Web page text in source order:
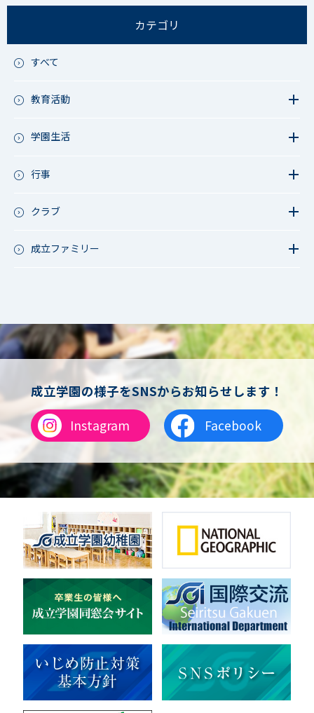
カテゴリ
すべて
教育活動
教育活動（高校）
アース・プロジェクト
学園生活
今日の1枚～ｸﾗｽ&ｸﾗﾌﾞ編～
行事
成立祭（文化祭）
クラブ
軟式野球
女子バスケットボール
男女バスケットボール（中学）
男子バドミントン
女子バドミントン
チアリーディング
総合格闘技
合気道
女子テニス
男子バレーボール
体操
ダンス
英会話
音楽（コーラス）
地域ボランティア
美術
マルチメディア
ライフワーク
新日本芸能
宇宙探究
赤門倶楽部
成立ファミリー
成立学園の様子をSNSからお知らせします！
Instagram
Facebook